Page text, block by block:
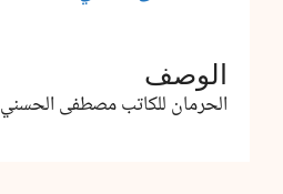
الوصف
الحرمان للكاتب مصطفى الحسني